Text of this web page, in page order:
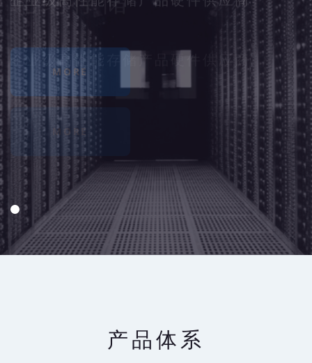
企业级高性能存储产品硬件供应商
MORE
MORE
产品体系